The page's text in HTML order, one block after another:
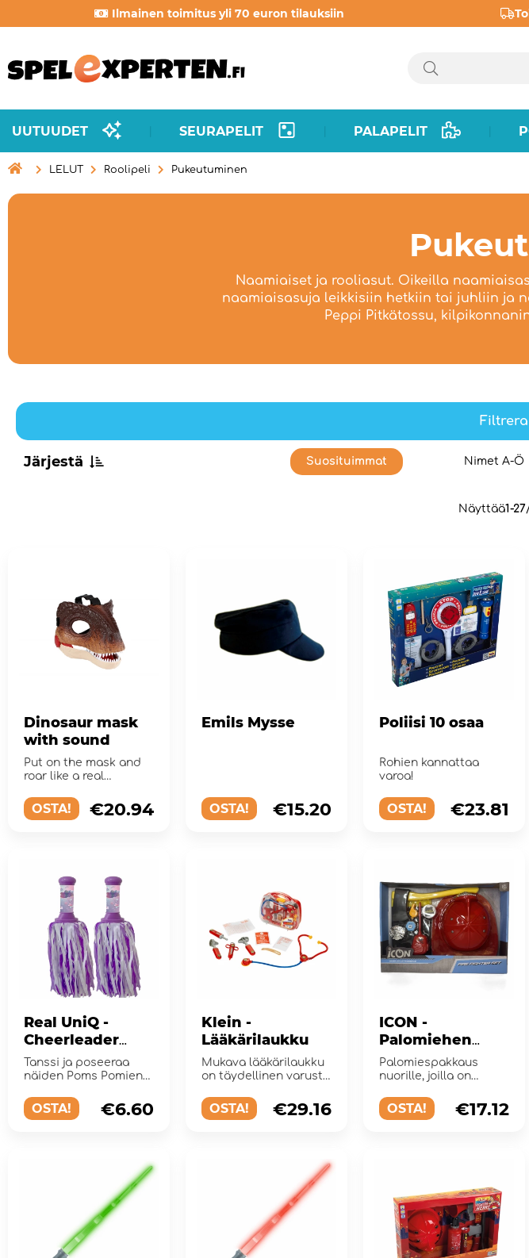
Ilmainen toimitus yli 70 euron tilauksiin
UUTUUDET SEURAPELIT PALAPELIT
 LELUT Roolipeli Pukeutuminen
Naamiaiset ja rooliasut. Oikeilla
naamiaisasuja leikkisiin hetkiin tai juhliin ja
Peppi Pitkätossu,
Järjestä Suosituimmat Nimet A-Ö
Näyttää1-27
Dinosaur mask
with sound
Put on the mask and
roar like a real
OSTA! €20.94
Emils Mysse
OSTA! €15.20
Poliisi 10 osaa
Rohien kannattaa
varoa!
OSTA! €23.81
Real UniQ -
Cheerleader
Pom Poms
Tanssi ja poseeraa
näiden Poms Pomien
OSTA! €6.60
Klein -
Lääkärilaukku
Mukava lääkärilaukku
on täydellinen varuste
OSTA! €29.16
ICON -
Palomiehen
setti, jossa
kypärä ja kirves
Palomiespakkaus
nuorille, joilla on
OSTA! €17.12